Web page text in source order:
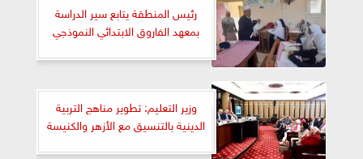
رئيس المنطقة يتابع سير الدراسة
بمعهد الفاروق الابتدائي النموذجي
وزير التعليم: تطوير مناهج التربية
الدينية بالتنسيق مع الأزهر والكنيسة